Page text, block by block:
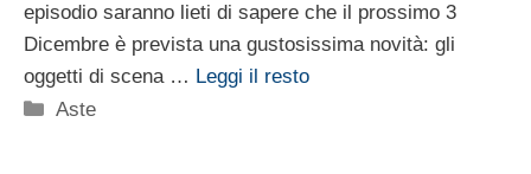
episodio saranno lieti di sapere che il prossimo 3
Dicembre è prevista una gustosissima novità: gli
oggetti di scena … Leggi il resto
Categorie
Aste